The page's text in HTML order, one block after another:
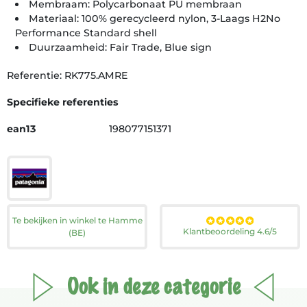
Membraam: Polycarbonaat PU membraan
Materiaal: 100% gerecycleerd nylon, 3-Laags H2No
Performance Standard shell
Duurzaamheid: Fair Trade, Blue sign
Referentie: RK775.AMRE
Specifieke referenties
ean13 198077151371
Te bekijken in winkel te Hamme
(BE)
Klantbeoordeling 4.6/5
Ook in deze categorie